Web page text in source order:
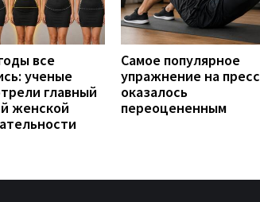
все
ученые
главный
женской
Самое популярное
упражнение на пресс
оказалось
переоцененным